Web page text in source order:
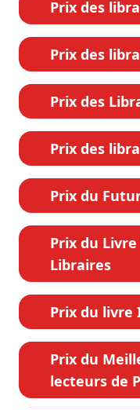
Prix des
Prix des
Prix des
Prix des
Prix du
Prix du
Libraires
Prix du livre
Prix du
lecteurs de